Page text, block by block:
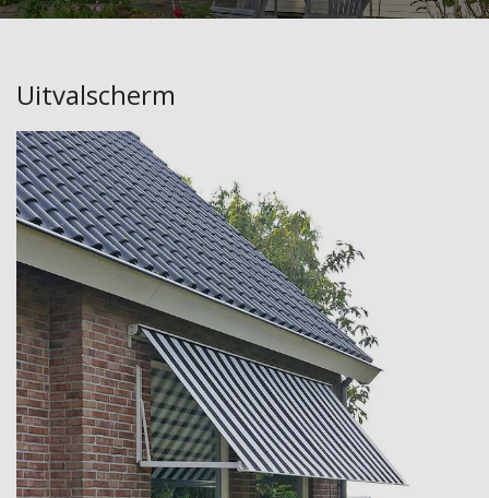
Uitvalscherm